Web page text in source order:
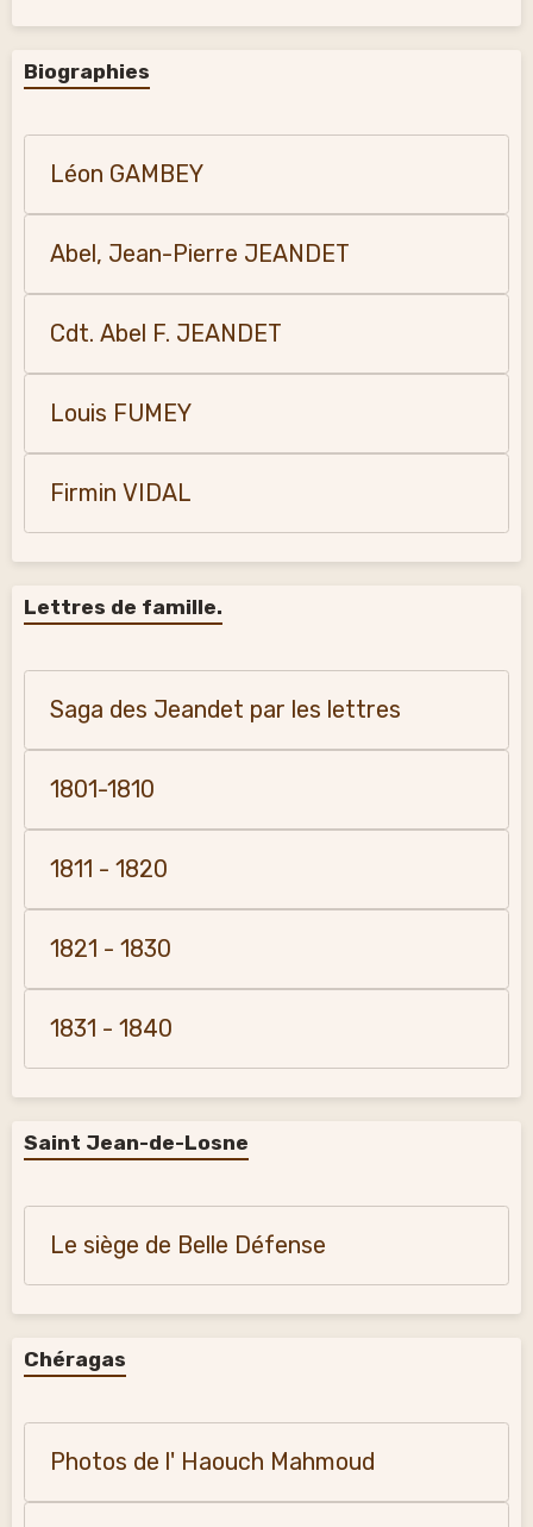
Biographies
Léon GAMBEY
Abel, Jean-Pierre JEANDET
Cdt. Abel F. JEANDET
Louis FUMEY
Firmin VIDAL
Lettres de famille.
Saga des Jeandet par les lettres
1801-1810
1811 - 1820
1821 - 1830
1831 - 1840
Saint Jean-de-Losne
Le siège de Belle Défense
Chéragas
Photos de l' Haouch Mahmoud